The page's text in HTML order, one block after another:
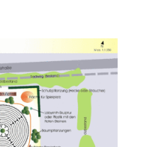
Gewerbeverein Eilenburg e.